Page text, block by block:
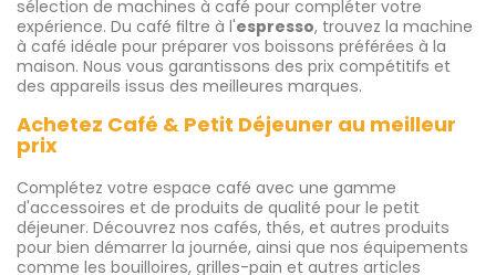
sélection de machines à café pour compléter votre
expérience. Du café filtre à l'espresso, trouvez la machine
à café idéale pour préparer vos boissons préférées à la
maison. Nous vous garantissons des prix compétitifs et
des appareils issus des meilleures marques.
Achetez Café & Petit Déjeuner au meilleur
prix
Complétez votre espace café avec une gamme
d'accessoires et de produits de qualité pour le petit
déjeuner. Découvrez nos cafés, thés, et autres produits
pour bien démarrer la journée, ainsi que nos équipements
comme les bouilloires, grilles-pain et autres articles